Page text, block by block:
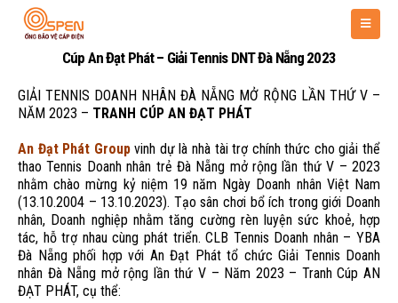
Cúp An Đạt Phát – Giải Tennis DNT Đà Nẵng 2023
GIẢI TENNIS DOANH NHÂN ĐÀ NẴNG MỞ RỘNG LẦN THỨ V –
NĂM 2023 – TRANH CÚP AN ĐẠT PHÁT
An Đạt Phát Groupvinh dự là nhà tài trợ chính thức cho giải thể
thao Tennis Doanh nhân trẻ Đà Nẵng mở rộng lần thứ V – 2023
nhằm chào mừng kỷ niệm 19 năm Ngày Doanh nhân Việt Nam
(13.10.2004 – 13.10.2023). Tạo sân chơi bổ ích trong giới Doanh
nhân, Doanh nghiệp nhằm tăng cường rèn luyện sức khoẻ, hợp
tác, hỗ trợ nhau cùng phát triển. CLB Tennis Doanh nhân – YBA
Đà Nẵng phối hợp với An Đạt Phát tổ chức Giải Tennis Doanh
nhân Đà Nẵng mở rộng lần thứ V – Năm 2023 – Tranh Cúp AN
ĐẠT PHÁT, cụ thể: